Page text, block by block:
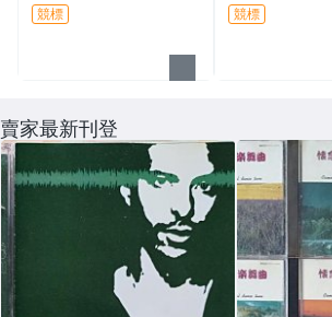
競標 競標
賣家最新刊登